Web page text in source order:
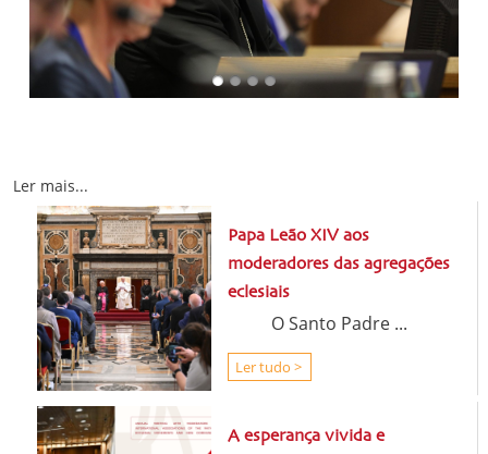
Ler mais...
Papa Leão XIV aos
moderadores das agregações
eclesiais
O Santo Padre ...
Ler tudo >
A esperança vivida e